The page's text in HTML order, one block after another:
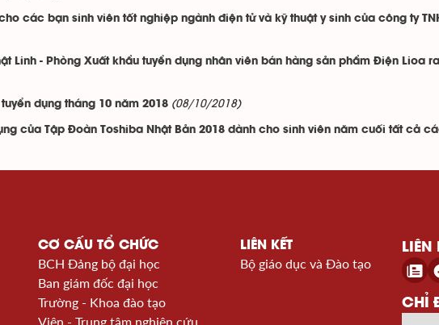
các bạn sinh viên tốt nghiệp ngành điện tử và kỹ thuật y sinh của công ty
Linh - Phòng Xuất khẩu tuyển dụng nhân viên bán hàng sản phẩm Điện Lioa
dụng tháng 10 năm 2018 (08/10/2018)
của Tập Đoàn Toshiba Nhật Bản 2018 dành cho sinh viên năm cuối tất cả
CƠ CẤU TỔ CHỨC
BCH Đảng bộ đại học
Ban giám đốc đại học
Trường - Khoa đào tạo
Viện - Trung tâm nghiên cứu
LIÊN KẾT
Bộ giáo dục và Đào tạo
LIÊN
CHỈ